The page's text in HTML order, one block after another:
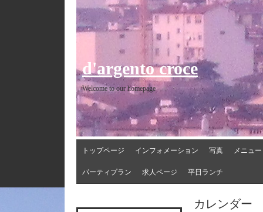
d'argento croce
Welcome to our homepage
トップページ インフォメーション 写真 メニュー
パーティプラン 求人ページ 平日ランチ
カレンダー